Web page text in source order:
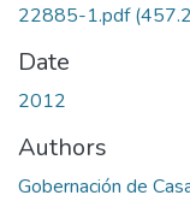
22885-1.pdf
Date
2012
Authors
Gobernación de